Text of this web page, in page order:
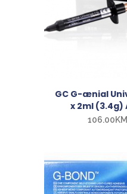
GC G-ænial
x 2ml (3.4g)
106.00KM